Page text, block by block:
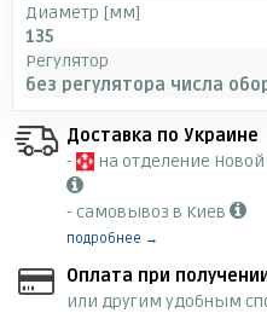
Диаметр [мм]
135
Регулятор
без регулятора числа
Доставка по Украине
-
на отделение
- самовывоз в Киев
подробнее →
Оплата при
или другим удобным